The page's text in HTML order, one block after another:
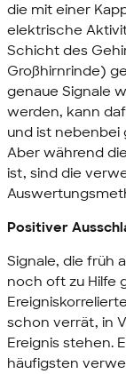
die mit einer
elektrische
Schicht des
Großhirnrinde)
genaue Signale
werden, kann
und ist nebenbei
Aber während
ist, sind die
Positiver
Signale, die früh
noch oft zu Hilfe
schon verrät, in
Ereignis stehen.
häufigsten